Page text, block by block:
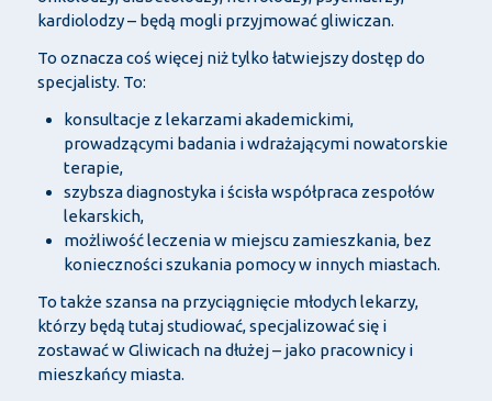
kardiolodzy – będą mogli przyjmować gliwiczan.
To oznacza coś więcej niż tylko łatwiejszy dostęp do
specjalisty. To:
konsultacje z lekarzami akademickimi,
prowadzącymi badania i wdrażającymi nowatorskie
terapie,
szybsza diagnostyka i ścisła współpraca zespołów
lekarskich,
możliwość leczenia w miejscu zamieszkania, bez
konieczności szukania pomocy w innych miastach.
To także szansa na przyciągnięcie młodych lekarzy,
którzy będą tutaj studiować, specjalizować się i
zostawać w Gliwicach na dłużej – jako pracownicy i
mieszkańcy miasta.